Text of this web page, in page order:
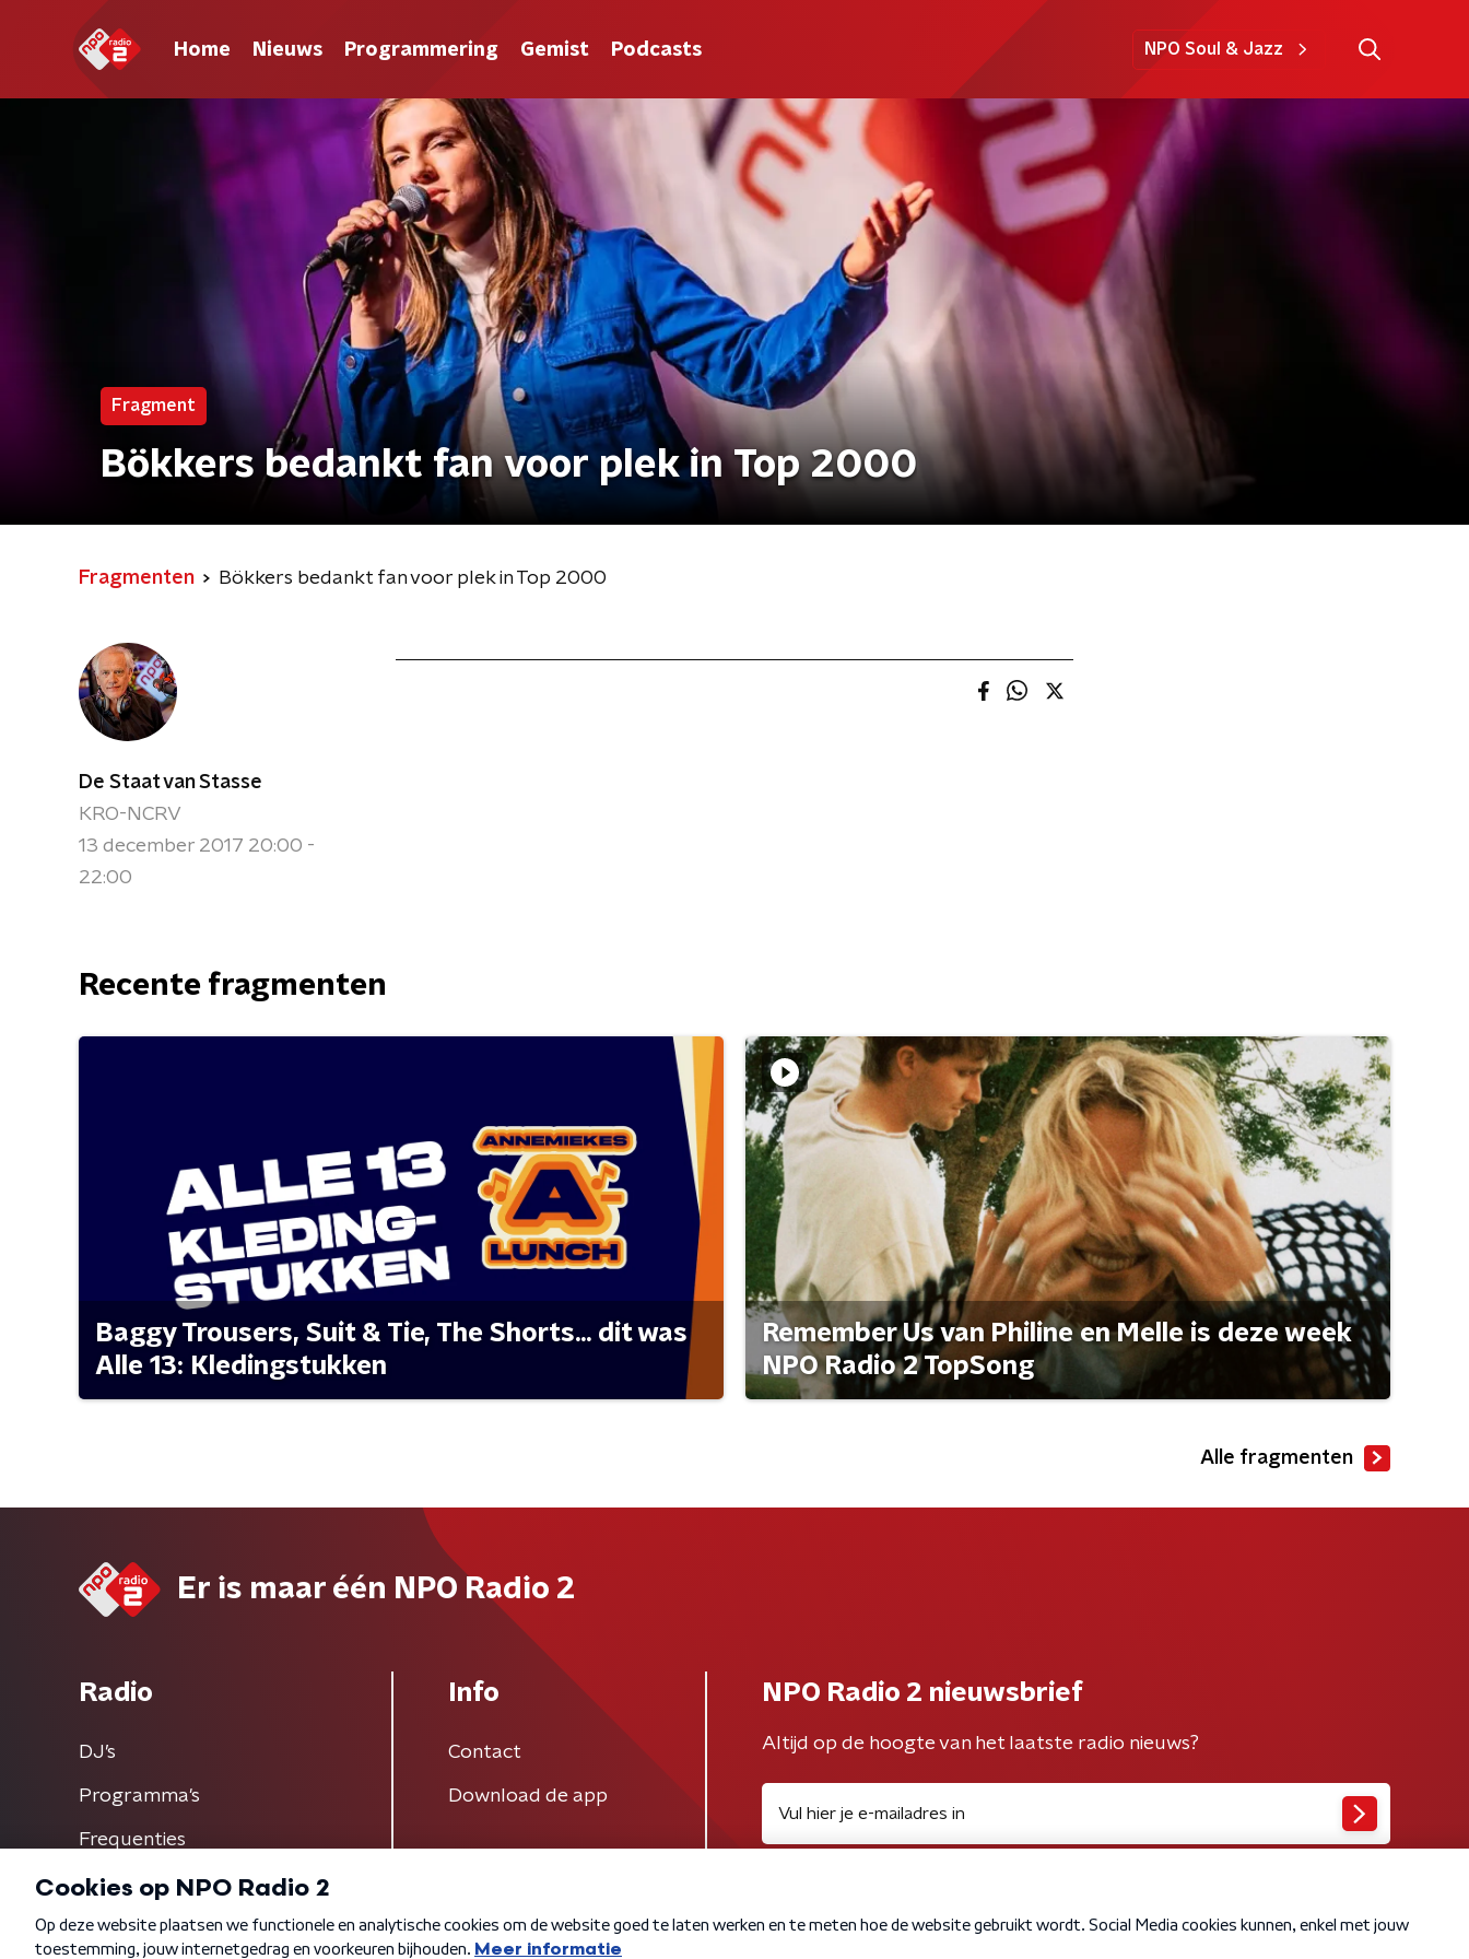
Home Nieuws Programmering Gemist Podcasts NPO Soul & Jazz
Fragment
Bökkers bedankt fan voor plek in Top 2000
Fragmenten Bökkers bedankt fan voor plek in Top 2000
De Staat van Stasse
KRO-NCRV
13 december 2017 20:00 -
22:00
Recente fragmenten
Baggy Trousers, Suit & Tie, The Shorts... dit was
Alle 13: Kledingstukken
Remember Us van Philine en Melle is deze week
NPO Radio 2 TopSong
Alle fragmenten
Er is maar één NPO Radio 2
Radio
DJ’s
Programma's
Frequenties
Info
Contact
Download de app
NPO Radio 2 nieuwsbrief
Altijd op de hoogte van het laatste radio nieuws?